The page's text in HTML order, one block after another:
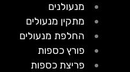
מנעולנים
מתקין מנעולים
החלפת מנעולים
פורץ כספות
פריצת כספות